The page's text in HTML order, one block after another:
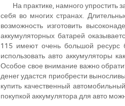
На практике, намного упростить
себя во многих странах.
возможность изготовить
аккумуляторных батарей
115 имеют очень большой ресурс
использовать авто аккумуляторы
Особое свое внимание важно
денег удастся приобрести
купить качественный
покупкой аккумулятора для авто